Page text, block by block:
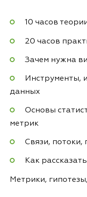
10 часов
20 часов
Зачем нужна
Инструменты,
данных
Основы
метрик
Связи, потоки,
Как
Метрики,